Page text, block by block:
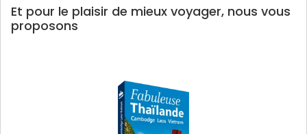
Et pour le plaisir de mieux voyager, nous vous
proposons